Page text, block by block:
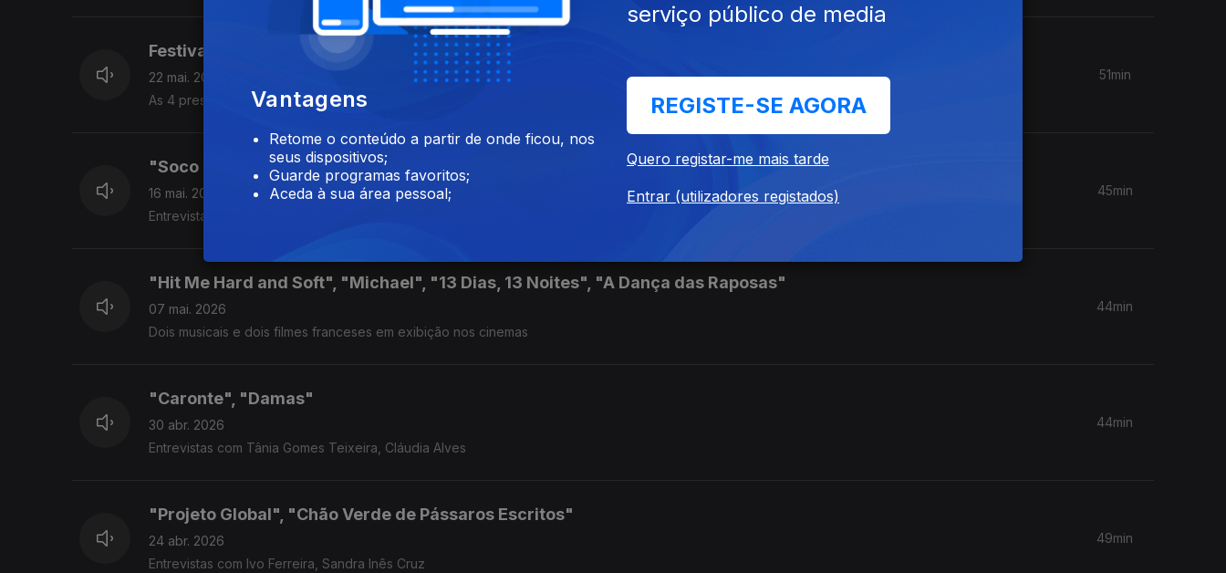
Festival Cannes 2026
22 mai. 2026
As 4 presenças portuguesas no festival
51min
"Soco a Soco", "A providência e Guitarra", "FIrst Date", "Sabrina"
16 mai. 2026
Entrevistas com Diogo Varela Silva, João Nicolau, Luís Filipe Borges, MJ Sousa
45min
"Hit Me Hard and Soft", "Michael", "13 Dias, 13 Noites", "A Dança das Raposas"
07 mai. 2026
Dois musicais e dois filmes franceses em exibição nos cinemas
44min
"Caronte", "Damas"
30 abr. 2026
Entrevistas com Tânia Gomes Teixeira, Cláudia Alves
44min
"Projeto Global", "Chão Verde de Pássaros Escritos"
24 abr. 2026
Entrevistas com Ivo Ferreira, Sandra Inês Cruz
49min
Vantagens
Retome o conteúdo a partir de onde ficou, nos
seus dispositivos;
Guarde programas favoritos;
Aceda à sua área pessoal;
serviço público de media
REGISTE-SE AGORA
Quero registar-me mais tarde
Entrar (utilizadores registados)